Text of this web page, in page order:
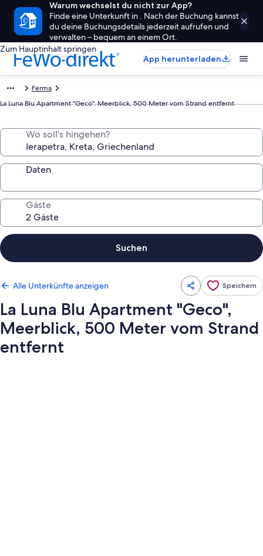
Warum wechselst du nicht zur App?
Finde eine Unterkunft in . Nach der Buchung kannst
du deine Buchungsdetails jederzeit aufrufen und
verwalten – bequem an einem Ort.
Zum Hauptinhalt springen
App herunterladen
Ferma
La Luna Blu Apartment "Geco", Meerblick, 500 Meter vom Strand entfernt
Wo soll’s hingehen?
Daten
Gäste
Suchen
Alle Unterkünfte anzeigen Speichern
La Luna Blu Apartment "Geco",
Meerblick, 500 Meter vom Strand
entfernt